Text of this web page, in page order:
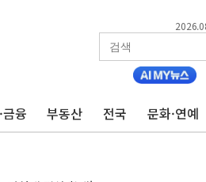
금융 부동산 전국 문화·연예